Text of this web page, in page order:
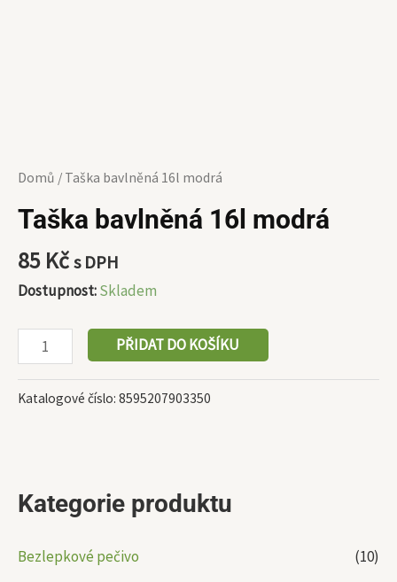
Kategorie produktu
Bezlepkové pečivo
(10)
Domů / Taška bavlněná 16l modrá
Taška bavlněná 16l modrá
85 Kčs DPH
Dostupnost:Skladem
PŘIDAT DO KOŠÍKU
Katalogové číslo: 8595207903350